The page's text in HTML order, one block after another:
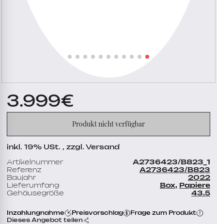
3.999€
Produkt nicht verfügbar
inkl. 19% USt. , zzgl. Versand
Artikelnummer
A2736423/B823_1
Referenz
A2736423/B823
Baujahr
2022
Lieferumfang
Box, Papiere
Gehäusegröße
43.5
Inzahlungnahme Preisvorschlag
Frage zum Produkt
Dieses Angebot teilen